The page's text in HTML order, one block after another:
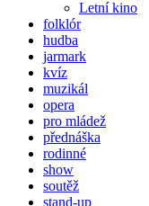
Letní kino
folklór
hudba
jarmark
kvíz
muzikál
opera
pro mládež
přednáška
rodinné
show
soutěž
stand-up